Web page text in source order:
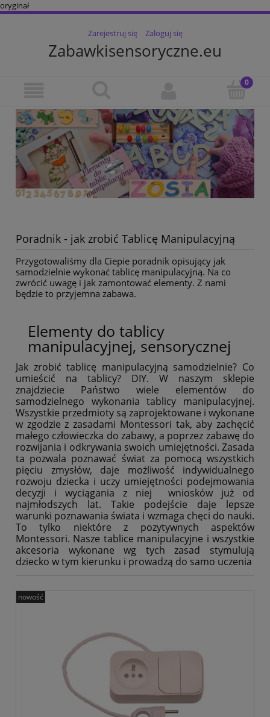
oryginał
Zarejestruj się Zaloguj się
Zabawkisensoryczne.eu
Poradnik - jak zrobić Tablicę Manipulacyjną
Przygotowaliśmy dla Ciepie poradnik opisujący jak
samodzielnie wykonać tablicę manipulacyjną. Na co
zwrócić uwagę i jak zamontować elementy. Z nami
będzie to przyjemna zabawa.
Elementy do tablicy
manipulacyjnej, sensorycznej
Jak zrobić tablicę manipulacyjną samodzielnie? Co
umieścić na tablicy? DIY. W naszym sklepie
znajdziecie Państwo wiele elementów do
samodzielnego wykonania tablicy manipulacyjnej.
Wszystkie przedmioty są zaprojektowane i wykonane
w zgodzie z zasadami Montessori tak, aby zachęcić
małego człowieczka do zabawy, a poprzez zabawę do
rozwijania i odkrywania swoich umiejętności. Zasada
ta pozwala poznawać świat za pomocą wszystkich
pięciu zmysłów, daje możliwość indywidualnego
rozwoju dziecka i uczy umiejętności podejmowania
decyzji i wyciągania z niej wniosków już od
najmłodszych lat. Takie podejście daje lepsze
warunki poznawania świata i wzmaga chęci do nauki.
To tylko niektóre z pozytywnych aspektów
Montessori. Nasze tablice manipulacyjne i wszystkie
akcesoria wykonane wg tych zasad stymulują
dziecko w tym kierunku i prowadzą do samo uczenia
nowość